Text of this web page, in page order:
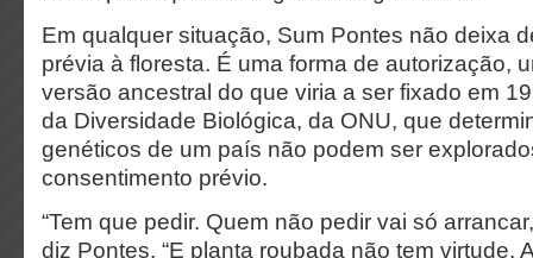
Em qualquer situação, Sum Pontes não deixa
prévia à floresta. É uma forma de autorização,
versão ancestral do que viria a ser fixado em
da Diversidade Biológica, da ONU, que
genéticos de um país não podem ser
consentimento prévio.
“Tem que pedir. Quem não pedir vai só
diz Pontes. “E planta roubada não tem virtude.